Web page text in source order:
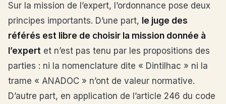
Sur la mission de l’expert, l’ordonnance pose deux
principes importants. D’une part, le juge des
référés est libre de choisir la mission donnée à
l’expert et n’est pas tenu par les propositions des
parties : ni la nomenclature dite « Dintilhac » ni la
trame « ANADOC » n’ont de valeur normative.
D’autre part, en application de l’article 246 du code